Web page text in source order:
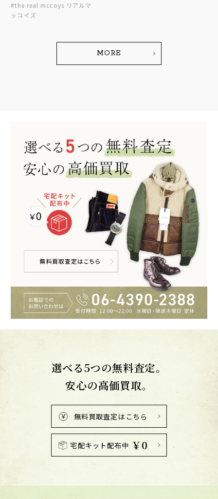
#the real mccoys リアルマ
ッコイズ
MORE
選べる5つの無料査定。
安心の高価買取。
無料買取査定はこちら
宅配キット配布中 ￥0